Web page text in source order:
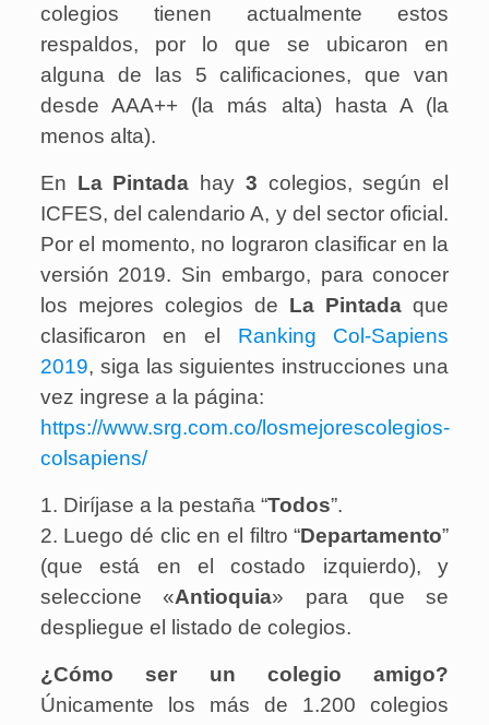
colegios tienen actualmente estos
respaldos, por lo que se ubicaron en
alguna de las 5 calificaciones, que van
desde AAA++ (la más alta) hasta A (la
menos alta).
En La Pintada hay 3 colegios, según el
ICFES, del calendario A, y del sector oficial.
Por el momento, no lograron clasificar en la
versión 2019. Sin embargo, para conocer
los mejores colegios de La Pintadaque
clasificaron en el Ranking Col-Sapiens
2019, siga las siguientes instrucciones una
vez ingrese a la página:
https://www.srg.com.co/losmejorescolegios-
colsapiens/
1. Diríjase a la pestaña “Todos”.
2. Luego dé clic en el filtro “Departamento”
(que está en el costado izquierdo), y
seleccione «Antioquia» para que se
despliegue el listado de colegios.
¿Cómo ser un colegio amigo?
Únicamente los más de 1.200 colegios